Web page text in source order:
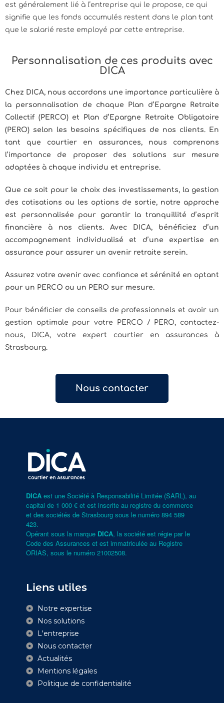
est généralement lié à l’entreprise qui le propose, ce qui
signifie que les fonds accumulés restent dans le plan tant
que le salarié reste employé par cette entreprise.
Personnalisation de ces produits avec
DICA
Chez DICA, nous accordons une importance particulière à
la personnalisation de chaque Plan d’Epargne Retraite
Collectif (PERCO) et Plan d’Epargne Retraite Obligatoire
(PERO) selon les besoins spécifiques de nos clients. En
tant que courtier en assurances, nous comprenons
l’importance de proposer des solutions sur mesure
adaptées à chaque individu et entreprise.
Que ce soit pour le choix des investissements, la gestion
des cotisations ou les options de sortie, notre approche
est personnalisée pour garantir la tranquillité d’esprit
financière à nos clients. Avec DICA, bénéficiez d’un
accompagnement individualisé et d’une expertise en
assurance pour assurer un avenir retraite serein.
Assurez votre avenir avec confiance et sérénité en optant
pour un PERCO ou un PERO sur mesure.
Pour bénéficier de conseils de professionnels et avoir un
gestion optimale pour votre PERCO / PERO, contactez-
nous, DICA, votre expert courtier en assurances à
Strasbourg.
Nous contacter
DICA est une Société à Responsabilité Limitée (SARL), au
capital de 1 000 € et est inscrite au registre du commerce
et des sociétés de Strasbourg sous le numéro 894 589
423.
Opérant sous la marque DICA, la société est régie par le
Code des Assurances et est immatriculée au Registre
ORIAS, sous le numéro21002508.
Liens utiles
Notre expertise
Nos solutions
L'entreprise
Nous contacter
Actualités
Mentions légales
Politique de confidentialité